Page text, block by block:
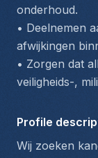
onderhoud.
• Deelnemen
afwijkingen
• Zorgen dat
veiligheids-,
Profile
Wij zoeken